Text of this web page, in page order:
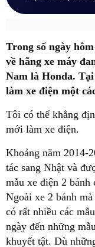
Trong số ngày
về hãng xe máy
Nam là Honda.
làm xe điện một
Tôi có thể khẳng
mới làm xe điện.
Khoảng năm 2014-
tác sang Nhật và
mẫu xe điện 2
Ngoài xe 2 bánh
có rất nhiều các
ngày đến những
khuyết tật. Dù